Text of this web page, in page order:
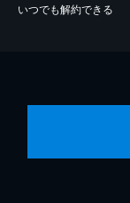
いつでも解約できる